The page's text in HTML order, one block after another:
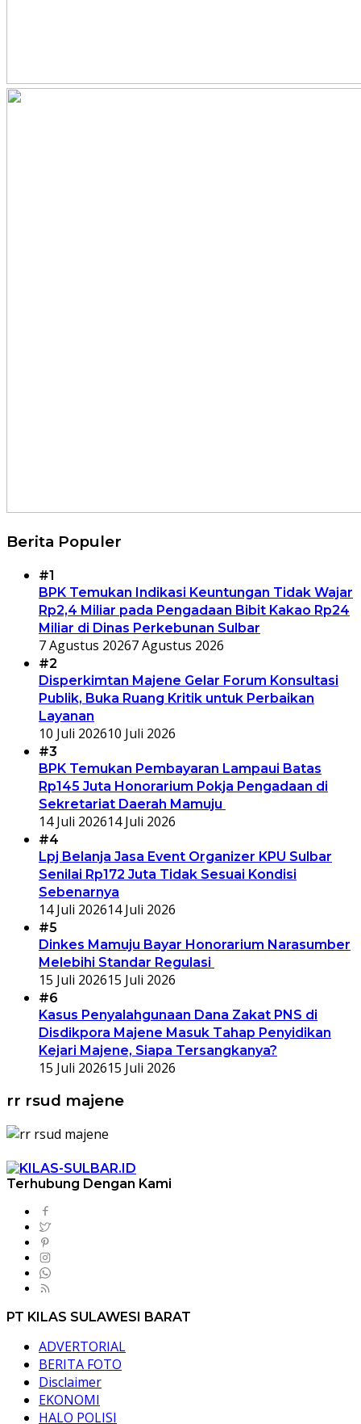
Berita Populer
#1
BPK Temukan Indikasi Keuntungan Tidak Wajar
Rp2,4 Miliar pada Pengadaan Bibit Kakao Rp24
Miliar di Dinas Perkebunan Sulbar
7 Agustus 20267 Agustus 2026
#2
Disperkimtan Majene Gelar Forum Konsultasi
Publik, Buka Ruang Kritik untuk Perbaikan
Layanan
10 Juli 202610 Juli 2026
#3
BPK Temukan Pembayaran Lampaui Batas
Rp145 Juta Honorarium Pokja Pengadaan di
Sekretariat Daerah Mamuju
14 Juli 202614 Juli 2026
#4
Lpj Belanja Jasa Event Organizer KPU Sulbar
Senilai Rp172 Juta Tidak Sesuai Kondisi
Sebenarnya
14 Juli 202614 Juli 2026
#5
Dinkes Mamuju Bayar Honorarium Narasumber
Melebihi Standar Regulasi
15 Juli 202615 Juli 2026
#6
Kasus Penyalahgunaan Dana Zakat PNS di
Disdikpora Majene Masuk Tahap Penyidikan
Kejari Majene, Siapa Tersangkanya?
15 Juli 202615 Juli 2026
rr rsud majene
Terhubung Dengan Kami
PT KILAS SULAWESI BARAT
ADVERTORIAL
BERITA FOTO
Disclaimer
EKONOMI
HALO POLISI